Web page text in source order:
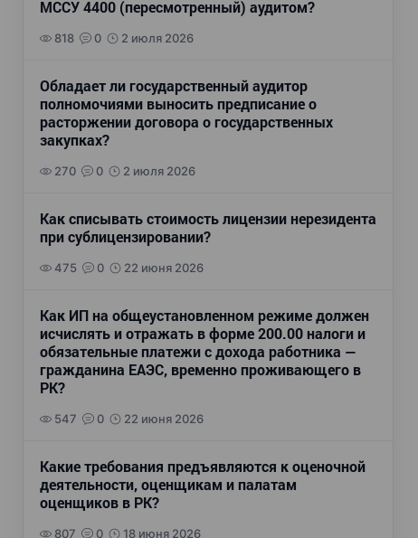
МССУ 4400 (пересмотренный) аудитом?
818 0 2 июля 2026
Обладает ли государственный аудитор
полномочиями выносить предписание о
расторжении договора о государственных
закупках?
270 0 2 июля 2026
Как списывать стоимость лицензии нерезидента
при сублицензировании?
475 0 22 июня 2026
Как ИП на общеустановленном режиме должен
исчислять и отражать в форме 200.00 налоги и
обязательные платежи с дохода работника —
гражданина ЕАЭС, временно проживающего в
РК?
547 0 22 июня 2026
Какие требования предъявляются к оценочной
деятельности, оценщикам и палатам
оценщиков в РК?
807 0 18 июня 2026